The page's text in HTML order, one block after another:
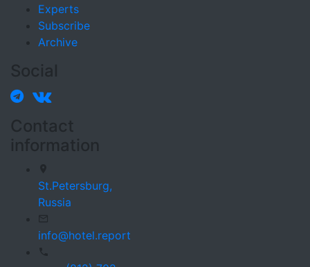
Experts
Subscribe
Archive
Social
Contact
information
St.Petersburg,
Russia
info@hotel.report